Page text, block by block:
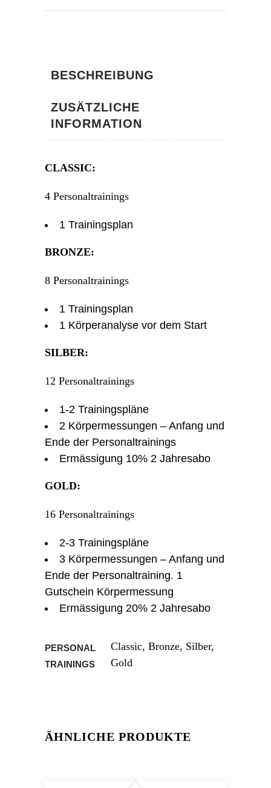
BESCHREIBUNG
ZUSÄTZLICHE
INFORMATION
CLASSIC:
4 Personaltrainings
1 Trainingsplan
BRONZE:
8 Personaltrainings
1 Trainingsplan
1 Körperanalyse vor dem Start
SILBER:
12 Personaltrainings
1-2 Trainingspläne
2 Körpermessungen – Anfang und
Ende der Personaltrainings
Ermässigung 10% 2 Jahresabo
GOLD:
16 Personaltrainings
2-3 Trainingspläne
3 Körpermessungen – Anfang und
Ende der Personaltraining. 1
Gutschein Körpermessung
Ermässigung 20% 2 Jahresabo
PERSONAL
TRAININGS
Classic, Bronze, Silber,
Gold
ÄHNLICHE PRODUKTE